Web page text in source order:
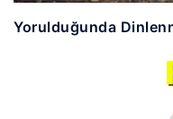
Yorulduğunda